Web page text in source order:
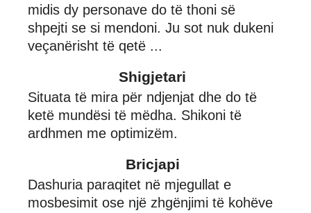
midis dy personave do të thoni së
shpejti se si mendoni. Ju sot nuk dukeni
veçanërisht të qetë ...
Shigjetari
Situata të mira për ndjenjat dhe do të
ketë mundësi të mëdha. Shikoni të
ardhmen me optimizëm.
Bricjapi
Dashuria paraqitet në mjegullat e
mosbesimit ose një zhgënjimi të kohëve